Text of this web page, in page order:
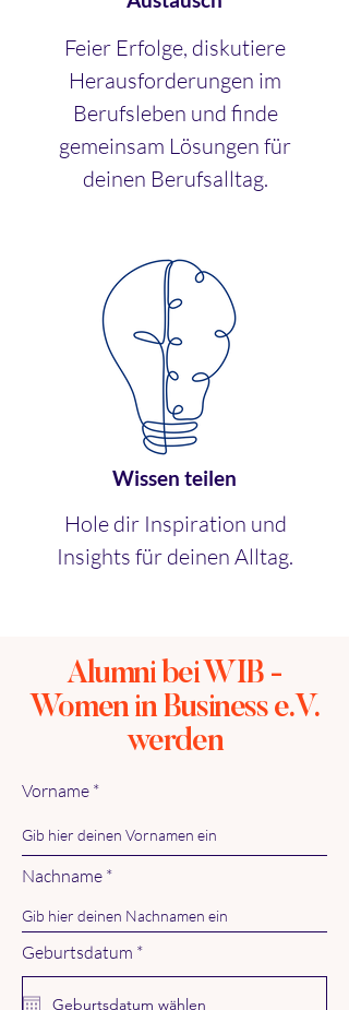
Feier Erfolge, diskutiere
Herausforderungen im
Berufsleben und finde
gemeinsam Lösungen für
deinen Berufsalltag.
Wissen teilen
Hole dir Inspiration und
Insights für deinen Alltag.
Alumni bei WIB -
Women in Business e.V.
werden
Vorname
Nachname
Geburtsdatum *r
u